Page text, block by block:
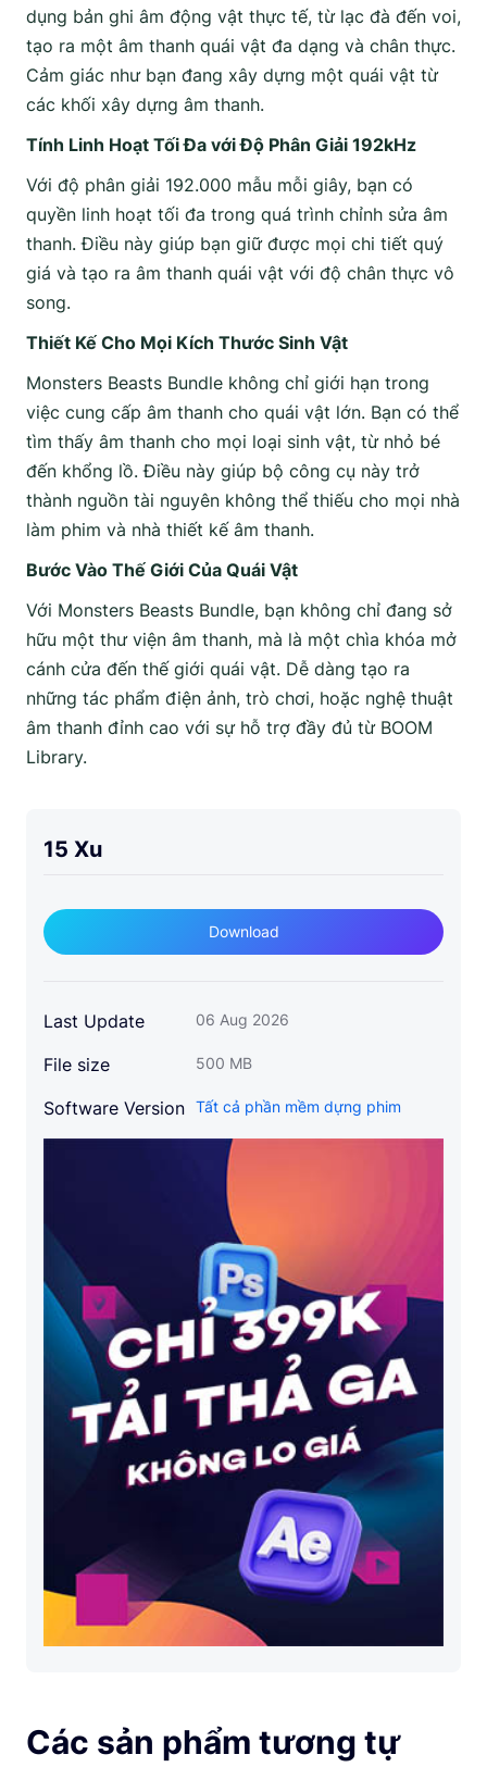
dụng bản ghi âm động vật thực tế, từ lạc đà đến voi,
tạo ra một âm thanh quái vật đa dạng và chân thực.
Cảm giác như bạn đang xây dựng một quái vật từ
các khối xây dựng âm thanh.
Tính Linh Hoạt Tối Đa với Độ Phân Giải 192kHz
Với độ phân giải 192.000 mẫu mỗi giây, bạn có
quyền linh hoạt tối đa trong quá trình chỉnh sửa âm
thanh. Điều này giúp bạn giữ được mọi chi tiết quý
giá và tạo ra âm thanh quái vật với độ chân thực vô
song.
Thiết Kế Cho Mọi Kích Thước Sinh Vật
Monsters Beasts Bundle không chỉ giới hạn trong
việc cung cấp âm thanh cho quái vật lớn. Bạn có thể
tìm thấy âm thanh cho mọi loại sinh vật, từ nhỏ bé
đến khổng lồ. Điều này giúp bộ công cụ này trở
thành nguồn tài nguyên không thể thiếu cho mọi nhà
làm phim và nhà thiết kế âm thanh.
Bước Vào Thế Giới Của Quái Vật
Với Monsters Beasts Bundle, bạn không chỉ đang sở
hữu một thư viện âm thanh, mà là một chìa khóa mở
cánh cửa đến thế giới quái vật. Dễ dàng tạo ra
những tác phẩm điện ảnh, trò chơi, hoặc nghệ thuật
âm thanh đỉnh cao với sự hỗ trợ đầy đủ từ BOOM
Library.
15 Xu
Download
Last Update 06 Aug 2026
File size 500 MB
Software Version Tất cả phần mềm dựng phim
Các sản phẩm tương tự